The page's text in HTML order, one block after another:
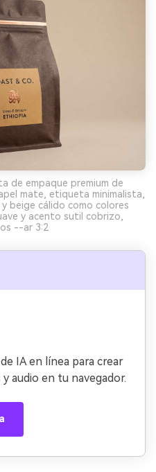
de empaque premium de
mate, etiqueta minimalista,
beige cálido como colores
y acento sutil cobrizo,
--ar 3:2
IA en línea para crear
audio en tu navegador.